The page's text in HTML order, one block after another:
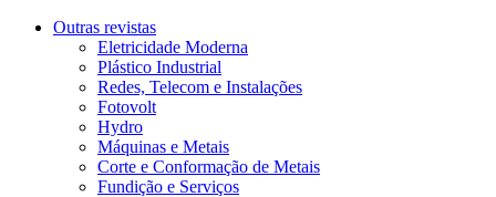
Outras revistas
Eletricidade Moderna
Plástico Industrial
Redes, Telecom e Instalações
Fotovolt
Hydro
Máquinas e Metais
Corte e Conformação de Metais
Fundição e Serviços